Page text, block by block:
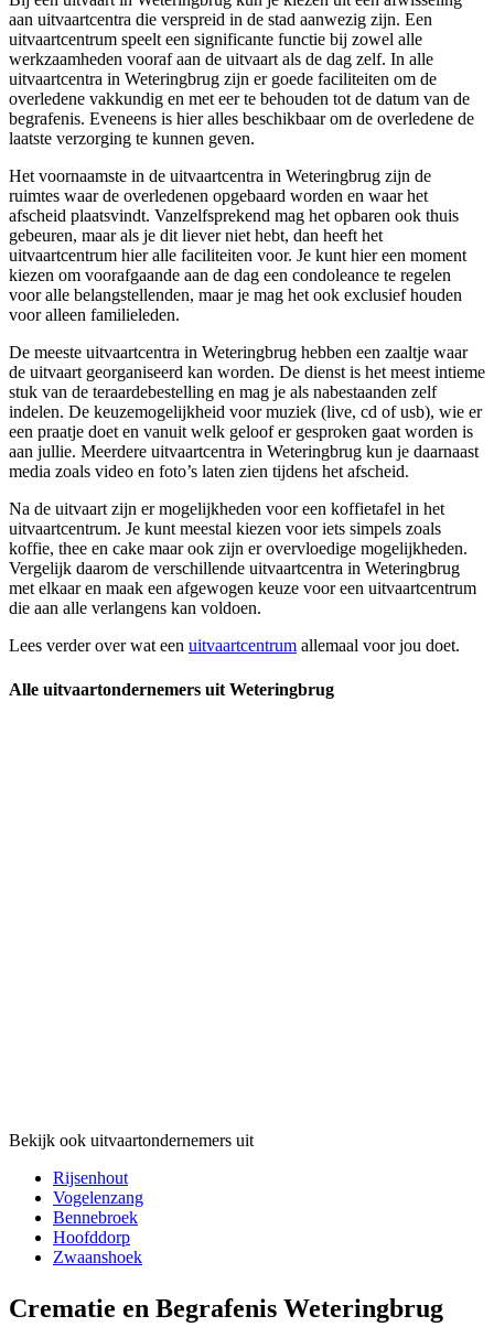
aan uitvaartcentra die verspreid in de stad aanwezig zijn. Een
uitvaartcentrum speelt een significante functie bij zowel alle
werkzaamheden vooraf aan de uitvaart als de dag zelf. In alle
uitvaartcentra in Weteringbrug zijn er goede faciliteiten om de
overledene vakkundig en met eer te behouden tot de datum van de
begrafenis. Eveneens is hier alles beschikbaar om de overledene de
laatste verzorging te kunnen geven.
Het voornaamste in de uitvaartcentra in Weteringbrug zijn de
ruimtes waar de overledenen opgebaard worden en waar het
afscheid plaatsvindt. Vanzelfsprekend mag het opbaren ook thuis
gebeuren, maar als je dit liever niet hebt, dan heeft het
uitvaartcentrum hier alle faciliteiten voor. Je kunt hier een moment
kiezen om voorafgaande aan de dag een condoleance te regelen
voor alle belangstellenden, maar je mag het ook exclusief houden
voor alleen familieleden.
De meeste uitvaartcentra in Weteringbrug hebben een zaaltje waar
de uitvaart georganiseerd kan worden. De dienst is het meest intieme
stuk van de teraardebestelling en mag je als nabestaanden zelf
indelen. De keuzemogelijkheid voor muziek (live, cd of usb), wie er
een praatje doet en vanuit welk geloof er gesproken gaat worden is
aan jullie. Meerdere uitvaartcentra in Weteringbrug kun je daarnaast
media zoals video en foto’s laten zien tijdens het afscheid.
Na de uitvaart zijn er mogelijkheden voor een koffietafel in het
uitvaartcentrum. Je kunt meestal kiezen voor iets simpels zoals
koffie, thee en cake maar ook zijn er overvloedige mogelijkheden.
Vergelijk daarom de verschillende uitvaartcentra in Weteringbrug
met elkaar en maak een afgewogen keuze voor een uitvaartcentrum
die aan alle verlangens kan voldoen.
Lees verder over wat een uitvaartcentrum allemaal voor jou doet.
Alle uitvaartondernemers uit Weteringbrug
Bekijk ook uitvaartondernemers uit
Rijsenhout
Vogelenzang
Bennebroek
Hoofddorp
Zwaanshoek
Crematie en Begrafenis Weteringbrug